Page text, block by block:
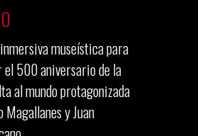
museística para
el 500 aniversario de la
al mundo protagonizada
Magallanes y Juan